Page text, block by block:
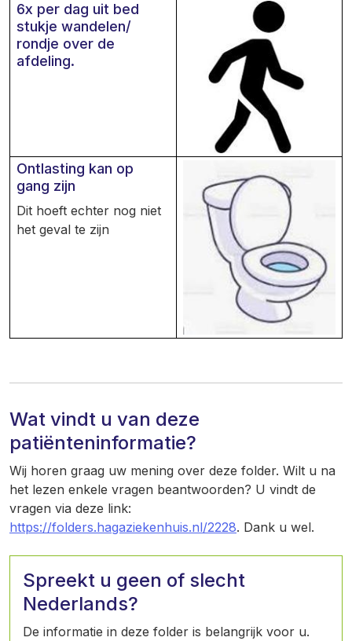
6x per dag uit bed
stukje wandelen/
rondje over de
afdeling.
Ontlasting kan op
gang zijn
Dit hoeft echter nog niet
het geval te zijn
Wat vindt u van deze
patiënteninformatie?
Wij horen graag uw mening over deze folder. Wilt u na
het lezen enkele vragen beantwoorden? U vindt de
vragen via deze link:
https://folders.hagaziekenhuis.nl/2228. Dank u wel.
Spreekt u geen of slecht
Nederlands?
De informatie in deze folder is belangrijk voor u.